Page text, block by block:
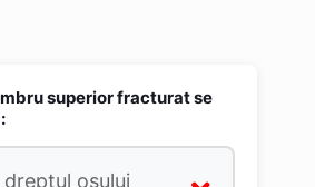
superior fracturat se
osului